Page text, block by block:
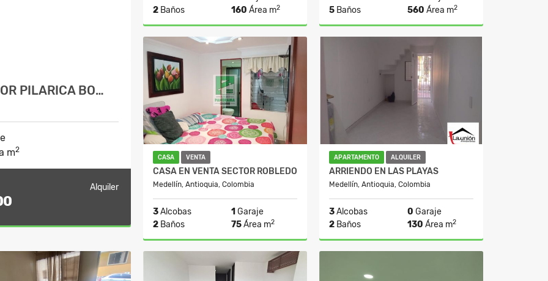
PILARICA BO…
m2
Alquiler
2 Baños 160 Área m2
Alquiler
$3.700.000
5 Baños 560 Área m2
$20.350.000
CASA VENTA
CASA EN VENTA SECTOR ROBLEDO
Medellín, Antioquia, Colombia
3Alcobas 1 Garaje
2 Baños 75Área m2
Alquiler
$320.000.000
APARTAMENTO ALQUILER
ARRIENDO EN LAS PLAYAS
Medellín, Antioquia, Colombia
3Alcobas 0 Garaje
2 Baños 130 Área m2